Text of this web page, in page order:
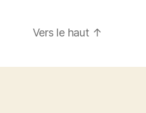
Vers le haut ↑